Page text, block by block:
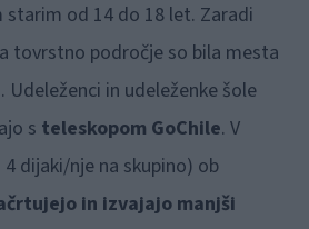
od 14 do 18 let. Zaradi
tovrstno področje so bila mesta
in udeleženke šole
s teleskopom GoChile. V
dijaki/nje na skupino) ob
in izvajajo manjši